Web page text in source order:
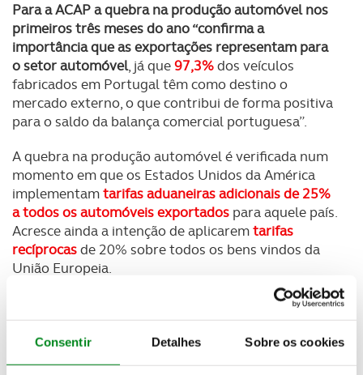
Consentir Detalhes Sobre os cookies
Para a ACAP a quebra na produção automóvel nos
primeiros três meses do ano “confirma a
importância que as exportações representam para
o setor automóvel, já que97,3%dos veículos
fabricados em Portugal têm como destino o
mercado externo, o que contribui de forma positiva
para o saldo da balança comercial portuguesa”.
A quebra na produção automóvel é verificada num
momento em que os Estados Unidos da América
implementamtarifas aduaneiras adicionais de 25%
a todos os automóveis exportados para aquele país.
Acresce ainda a intenção de aplicaremtarifas
recíprocasde 20% sobre todos os bens vindos da
União Europeia.
A Europa continua a ser o mercado líder nas
exportações dos veículos fabricados em território
nacional”, segundo a ACAP. Mais de 86% dos